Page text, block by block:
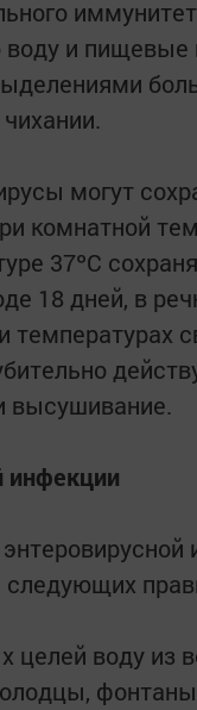
и пищевые
могут
комнатной
37ºС
18 дней, в
температурах
высушивание.
инфекции
целей воду из